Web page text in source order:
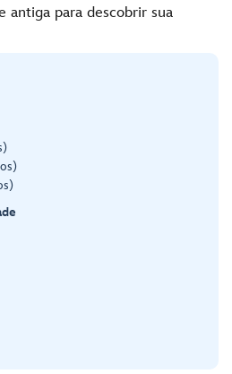
antiga para descobrir sua